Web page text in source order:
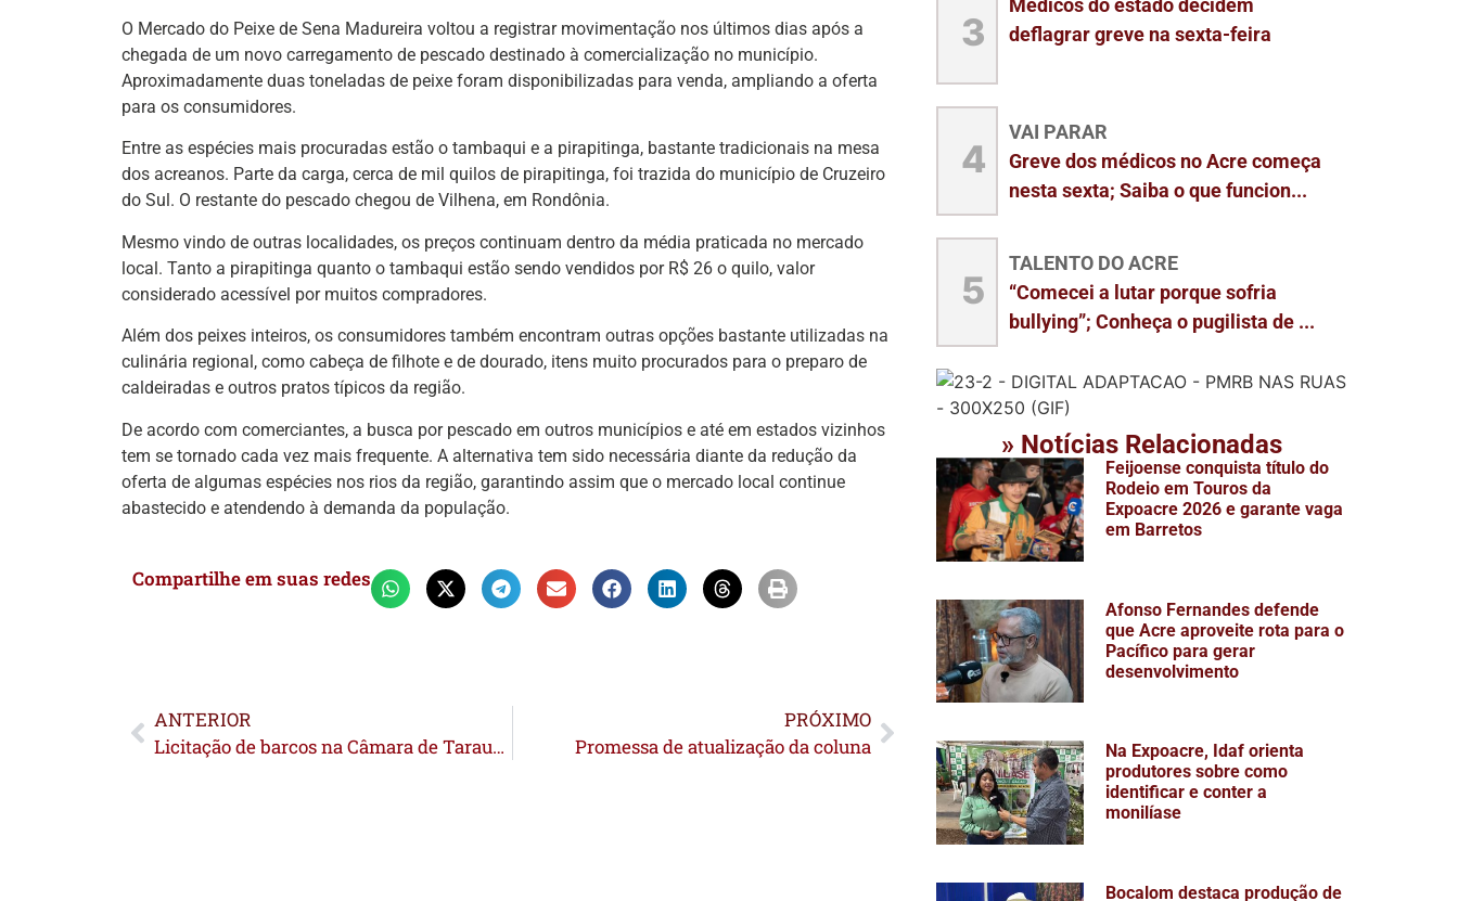
O Mercado do Peixe de Sena Madureira voltou a registrar movimentação nos últimos dias após a
chegada de um novo carregamento de pescado destinado à comercialização no município.
Aproximadamente duas toneladas de peixe foram disponibilizadas para venda, ampliando a oferta
para os consumidores.
Entre as espécies mais procuradas estão o tambaqui e a pirapitinga, bastante tradicionais na mesa
dos acreanos. Parte da carga, cerca de mil quilos de pirapitinga, foi trazida do município de Cruzeiro
do Sul. O restante do pescado chegou de Vilhena, em Rondônia.
Mesmo vindo de outras localidades, os preços continuam dentro da média praticada no mercado
local. Tanto a pirapitinga quanto o tambaqui estão sendo vendidos por R$ 26 o quilo, valor
considerado acessível por muitos compradores.
Além dos peixes inteiros, os consumidores também encontram outras opções bastante utilizadas na
culinária regional, como cabeça de filhote e de dourado, itens muito procurados para o preparo de
caldeiradas e outros pratos típicos da região.
De acordo com comerciantes, a busca por pescado em outros municípios e até em estados vizinhos
tem se tornado cada vez mais frequente. A alternativa tem sido necessária diante da redução da
oferta de algumas espécies nos rios da região, garantindo assim que o mercado local continue
abastecido e atendendo à demanda da população.
Compartilhe em suas redes
ANTERIOR
Licitação de barcos na Câmara de Tarauacá vira alvo de inquérito civil do MPAC
PRÓXIMO
Promessa de atualização da coluna
3
Médicos do estado decidem
deflagrar greve na sexta-feira
4
VAI PARAR
Greve dos médicos no Acre começa
nesta sexta; Saiba o que funcion...
5
TALENTO DO ACRE
“Comecei a lutar porque sofria
bullying”; Conheça o pugilista de ...
» Notícias Relacionadas
Feijoense conquista título do
Rodeio em Touros da
Expoacre 2026 e garante vaga
em Barretos
Afonso Fernandes defende
que Acre aproveite rota para o
Pacífico para gerar
desenvolvimento
Na Expoacre, Idaf orienta
produtores sobre como
identificar e conter a
monilíase
Bocalom destaca produção de